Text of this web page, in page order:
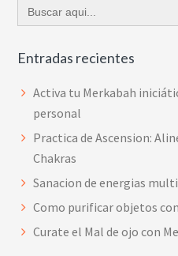
Entradas recientes
Activa tu Merkabah
personal
Practica de Ascension:
Chakras
Sanacion de energias
Como purificar objetos
Curate el Mal de ojo con